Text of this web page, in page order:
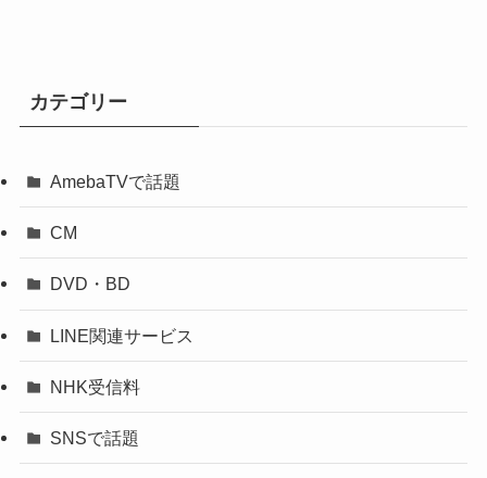
カテゴリー
AmebaTVで話題
CM
DVD・BD
LINE関連サービス
NHK受信料
SNSで話題